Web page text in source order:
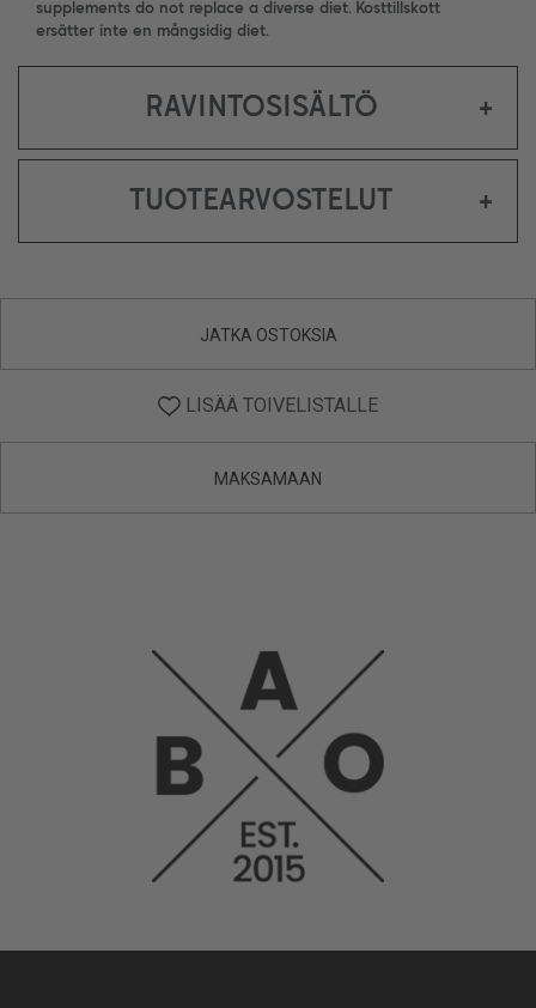
supplements do not replace a diverse diet. Kosttillskott
ersätter inte en mångsidig diet.
RAVINTOSISÄLTÖ +
TUOTEARVOSTELUT +
JATKA OSTOKSIA
LISÄÄ TOIVELISTALLE
MAKSAMAAN